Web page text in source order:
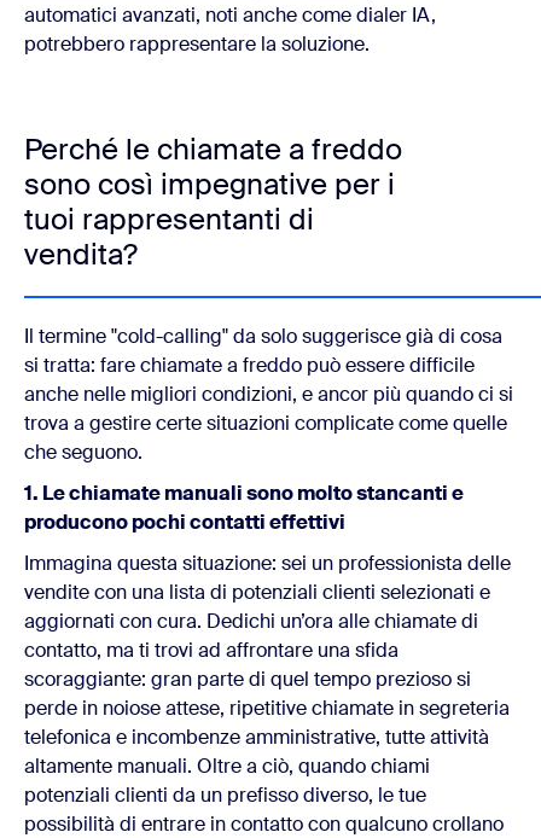
automatici avanzati, noti anche come dialer IA,
potrebbero rappresentare la soluzione.
Perché le chiamate a freddo
sono così impegnative per i
tuoi rappresentanti di
vendita?
Il termine "cold-calling" da solo suggerisce già di cosa
si tratta: fare chiamate a freddo può essere difficile
anche nelle migliori condizioni, e ancor più quando ci si
trova a gestire certe situazioni complicate come quelle
che seguono.
1. Le chiamate manuali sono molto stancanti e
producono pochi contatti effettivi
Immagina questa situazione: sei un professionista delle
vendite con una lista di potenziali clienti selezionati e
aggiornati con cura. Dedichi un’ora alle chiamate di
contatto, ma ti trovi ad affrontare una sfida
scoraggiante: gran parte di quel tempo prezioso si
perde in noiose attese, ripetitive chiamate in segreteria
telefonica e incombenze amministrative, tutte attività
altamente manuali. Oltre a ciò, quando chiami
potenziali clienti da un prefisso diverso, le tue
possibilità di entrare in contatto con qualcuno crollano